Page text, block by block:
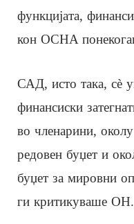
функцијата,
кон OCHA
САД, исто така, сè
финансиски
во членарини,
редовен буџет и
буџет за мировни
ги критикуваше ОН.